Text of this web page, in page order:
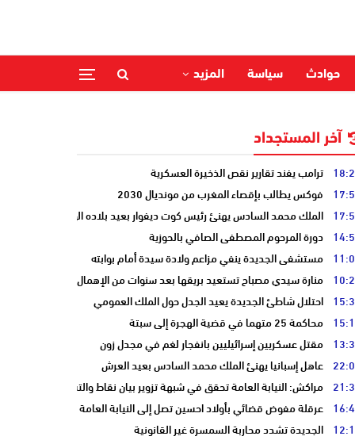
حوادث سياسة المزيد
آخر المستجداد
ترامب يفند تقارير نقص الذخيرة العسكرية
فوكس يطالب بإقصاء المغرب من مونديال 2030
الملك محمد السادس يهنئ رئيس كوت ديفوار بعيد بلاده الوطني
دورة المرحوم المصطفى الصافي بالحوزية
مستشفى الجديدة ينفي مزاعم ولادة سيدة أمام بوابته
منارة سيدي مصباح تستعيد بريقها بعد سنوات من الإهمال
احتلال شاطئ الجديدة يعيد الجدل حول الملك العمومي
محاكمة 25 متهما في قضية الهجرة إلى سبتة
مقتل عسكريين إسرائيليين بانفجار لغم في مجدل زون
عاهل إسبانيا يهنئ الملك محمد السادس بعيد العرش
مراكش: النيابة العامة تحقق في شبهة تزوير بيان نقاط والتشهير بطالب
عرقلة مفوض قضائي بأولاد احسين تصل إلى النيابة العامة
الجديدة تشدد محاربة السمسرة غير القانونية